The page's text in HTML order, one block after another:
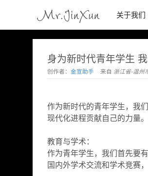
Mr.JinXun 关于我们
身为新时代青年学生
创作者：金宣助手 来自 浙江省-温州
作为新时代的青年学生，我
现代化进程贡献自己的力量
教育与学术：
作为青年学生，我们首先要
国内外学术交流和学术竞赛